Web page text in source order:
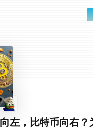
左，比特币向右？